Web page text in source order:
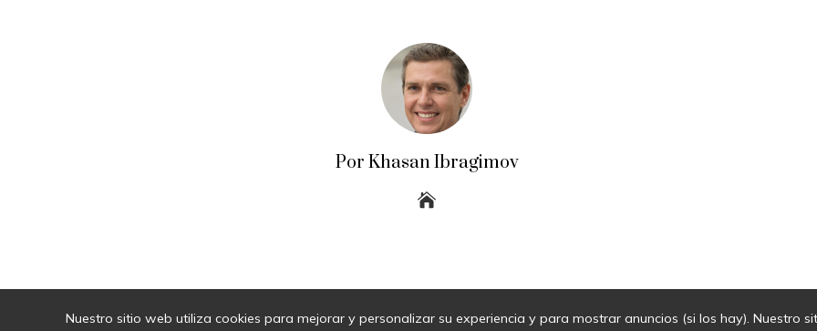
Nuestro sitio web utiliza cookies para mejorar y personalizar su experiencia y para mostrar anuncios (si los hay). Nuestro
Por Khasan Ibragimov